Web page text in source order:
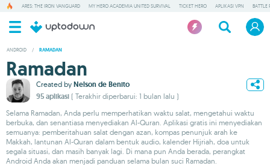
ARES: THE IRON VANGUARD MY HERO ACADEMIA UNITED SURVIVAL TICKET HERO APLIKASI VPN BATTLE
ANDROID / RAMADAN
Ramadan
Created by Nelson de Benito
95 aplikasi ( Terakhir diperbarui: 1 bulan lalu )
Selama Ramadan, Anda perlu memperhatikan waktu salat, mengetahui waktu
berbuka, dan senantiasa menyediakan Al-Quran. Aplikasi gratis ini menyediakan
semuanya: pemberitahuan salat dengan azan, kompas penunjuk arah ke
Makkah, lantunan Al-Quran dalam bentuk audio, kalender Hijriah, doa untuk
segala situasi, dan masih banyak lagi. Di mana pun Anda berada, perangkat
Android Anda akan menjadi panduan selama bulan suci Ramadan.